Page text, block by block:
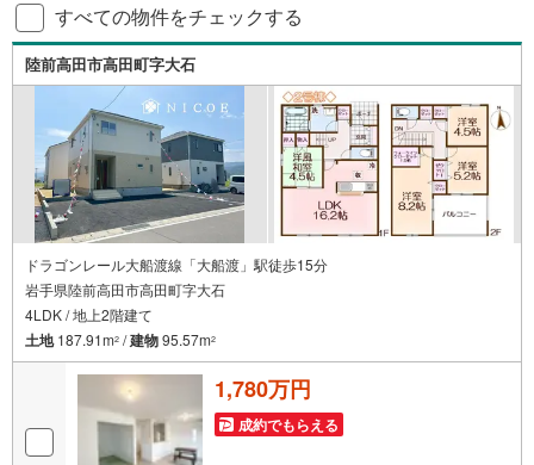
すべての物件をチェックする
陸前高田市高田町字大石
ドラゴンレール大船渡線「大船渡」駅徒歩15分
岩手県陸前高田市高田町字大石
4LDK / 地上2階建て
土地187.91m2 /建物95.57m2
1,780万円
成約でもらえる